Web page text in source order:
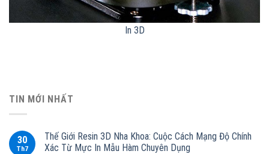
In 3D
TIN MỚI NHẤT
30
Th7
Thế Giới Resin 3D Nha Khoa: Cuộc Cách Mạng Độ Chính
Xác Từ Mực In Mẫu Hàm Chuyên Dụng